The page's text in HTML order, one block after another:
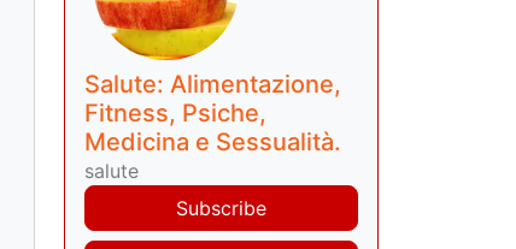
Salute: Alimentazione,
Fitness, Psiche,
Medicina e Sessualità.
salute
Subscribe